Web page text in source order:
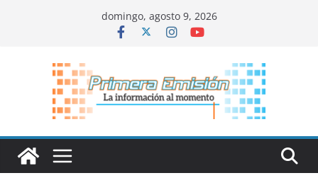
domingo, agosto 9, 2026